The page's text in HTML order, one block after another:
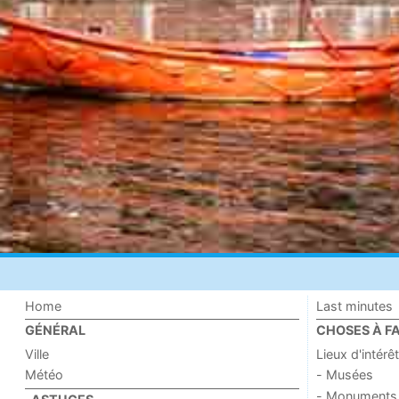
Home
GÉNÉRAL
Ville
Météo
Last minutes
CHOSES À
Lieux d'intérêt
- Musées
- Monuments